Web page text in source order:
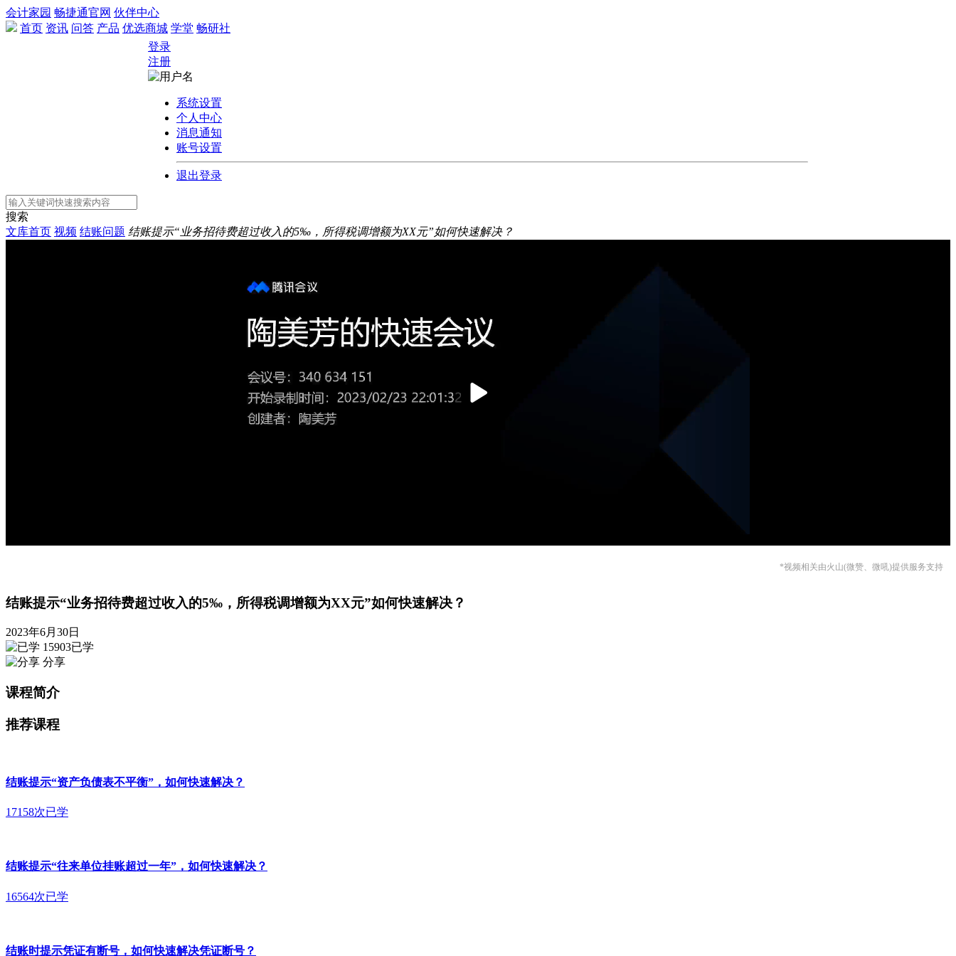
会计家园 畅捷通官网 伙伴中心
首页 资讯 问答 产品 优选商城 学堂 畅研社
登录
注册
系统设置
个人中心
消息通知
账号设置
退出登录
搜索
文库首页 视频 结账问题 结账提示“业务招待费超过收入的5‰，所得税调增额为XX元”如何快速解决？
*视频相关由火山(微赞、微吼)提供服务支持
结账提示“业务招待费超过收入的5‰，所得税调增额为XX元”如何快速解决？
2023年6月30日
15903已学
分享
课程简介
推荐课程
结账提示“资产负债表不平衡”，如何快速解决？
17158次已学
结账提示“往来单位挂账超过一年”，如何快速解决？
16564次已学
结账时提示凭证有断号，如何快速解决凭证断号？